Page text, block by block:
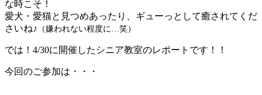
な時こそ！
愛犬・愛猫と見つめあったり、ギューっとして癒されてくだ
さいね♪ （嫌われない程度に…笑）
では！4/30に開催したシニア教室のレポートです！！
今回のご参加は・・・